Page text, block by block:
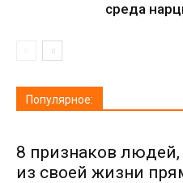
среда
Популярное:
8 признаков людей,
из своей жизни